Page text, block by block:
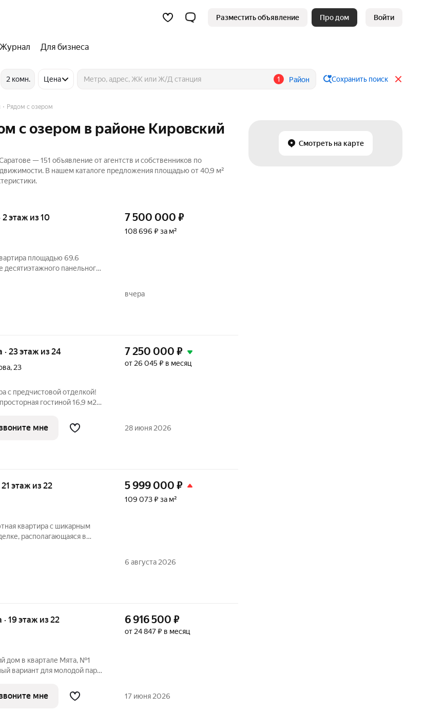
Разместить объявление Про дом Войти
Журнал Для бизнеса
2 комн. Цена 1 Район Сохранить поиск
Смотреть на карте
Рядом с озером
с озером в районе Кировский
— 151 объявление от агентств и собственников по
В нашем каталоге предложения площадью от 40,9 м²
2 этаж из 10
площадью 69.6
панельного
дом 43. Здание построено
7 500 000 ₽
108 696 ₽ за м²
вчера
· 23 этаж из 24
, 23
с предчистовой отделкой!
гостиной 16,9 м2
позволит
7 250 000 ₽
от 26 045 ₽ в месяц
мне 28 июня 2026
21 этаж из 22
квартира с шикарным
располагающаяся в
лифта, консьерж,
5 999 000 ₽
109 073 ₽ за м²
6 августа 2026
· 19 этаж из 22
дом в квартале Мята, №1
вариант для молодой пары:
компанией или
6 916 500 ₽
от 24 847 ₽ в месяц
мне 17 июня 2026